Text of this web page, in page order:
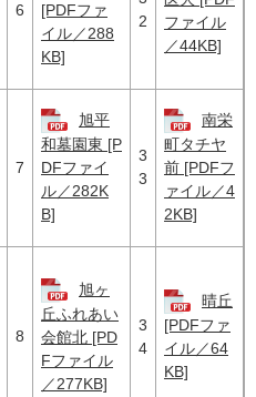
6
[PDFファ
イル／288
KB]
2
ファイル
／44KB]
7
旭平
和墓園東 [P
DFファイ
ル／282K
B]
3
3
南栄
町タチヤ
前 [PDFフ
ァイル／4
2KB]
8
旭ヶ
丘ふれあい
会館北 [PD
Fファイル
／277KB]
3
4
晴丘
[PDFファ
イル／64
KB]